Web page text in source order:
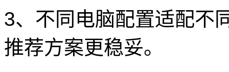
3、不同电脑配置适配不
推荐方案更稳妥。